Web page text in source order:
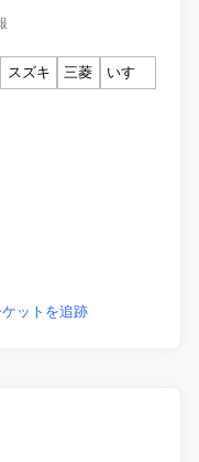
スズキ 三菱
いすゞ
ットを追跡